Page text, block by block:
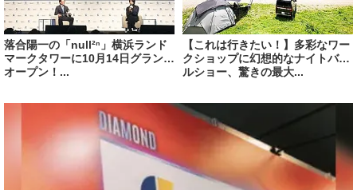
落合陽一の「null²ⁿ」横浜ランド
マークタワーに10月14日グランド
オープン！...
【これは行きたい！】多彩なワー
クショップに幻想的なナイトバブ
ルショー、驚きの最大...